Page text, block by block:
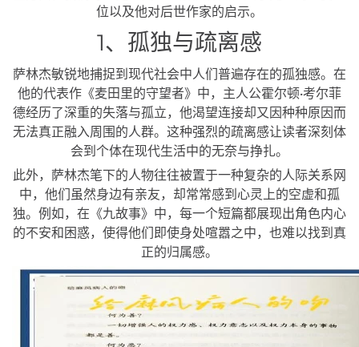
位以及他对后世作家的启示。
1、孤独与疏离感
萨林杰敏锐地捕捉到现代社会中人们普遍存在的孤独感。在
他的代表作《麦田里的守望者》中，主人公霍尔顿·考尔菲
德经历了深重的失落与孤立，他渴望连接却又因种种原因而
无法真正融入周围的人群。这种强烈的疏离感让读者深刻体
会到个体在现代生活中的无奈与挣扎。
此外，萨林杰笔下的人物往往被置于一种复杂的人际关系网
中，他们虽然身边有亲友，却常常感到心灵上的空虚和孤
独。例如，在《九故事》中，每一个短篇都展现出角色内心
的不安和困惑，使得他们即使身处喧嚣之中，也难以找到真
正的归属感。